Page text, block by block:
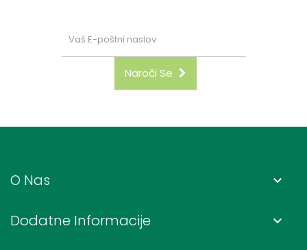
Naroči Se
O Nas keyboard_arrow_down
Dodatne Informacije keyboard_arrow_down